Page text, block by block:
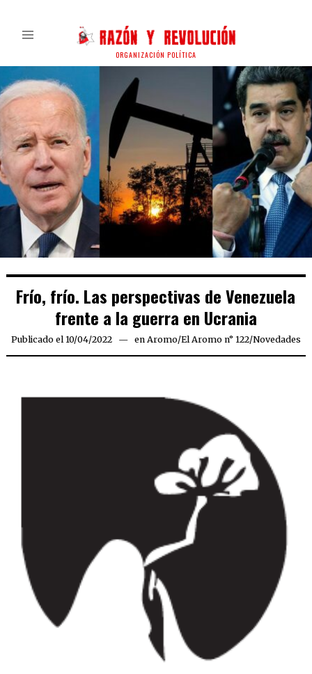
ORGANIZACIÓN POLÍTICA
Frío, frío. Las perspectivas de Venezuela
frente a la guerra en Ucrania
Publicado el 10/04/202210/04/2022
en Aromo/El Aromo n° 122/Novedades